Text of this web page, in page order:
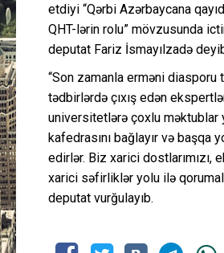
etdiyi “Qərbi Azərbaycana
QHT-lərin rolu” mövzusunda
deputat Fariz İsmayılzadə
“Son zamanla erməni diasporu
tədbirlərdə çıxış edən
universitetlərə çoxlu məktublar
kafedrasını bağlayır və başqa
edirlər. Biz xarici dostlarımızı,
xarici səfirliklər yolu ilə
deputat vurğulayıb.